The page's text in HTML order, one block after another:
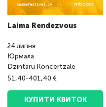
Laima Rendezvous
24 липня
Юрмала
Dzintaru Koncertzale
51,40-401,40 €
КУПИТИ КВИТОК